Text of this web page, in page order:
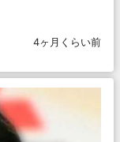
4ヶ月くらい前